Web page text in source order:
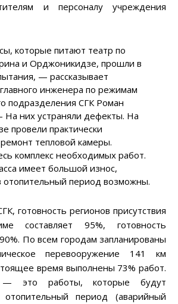
и персоналу учреждения
которые питают театр по
и Орджоникидзе, прошли в
— рассказывает
инженера по режимам
подразделения СГК Роман
На них устраняли дефекты. На
провели практически
тепловой камеры.
комплекс необходимых работ.
имеет большой износ,
отопительный период возможны.
готовность регионов присутствия
составляет 95%, готовность
По всем городам запланированы
перевооружение 141 км
время выполнены 73% работ.
— это работы, которые будут
период (аварийный